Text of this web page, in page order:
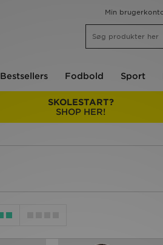
Min
Bestsellers Fodbold Sport
SKOLESTART?
SHOP HER!